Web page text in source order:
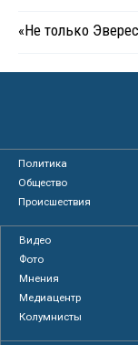
«Не только
Политика
Общество
Происшествия
Видео
Фото
Мнения
Медиацентр
Колумнисты